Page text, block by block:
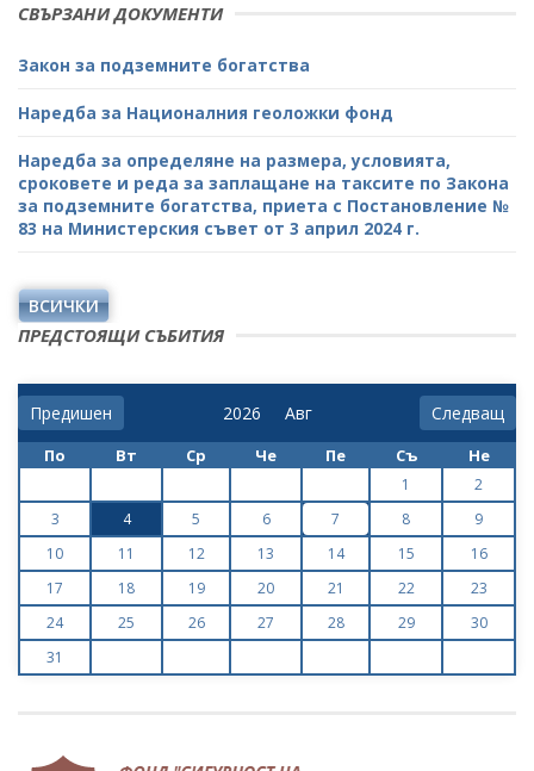
СВЪРЗАНИ ДОКУМЕНТИ
Закон за подземните богатства
Наредба за Националния геоложки фонд
Наредба за определяне на размера, условията,
сроковете и реда за заплащане на таксите по Закона
за подземните богатства, приета с Постановление №
83 на Министерския съвет от 3 април 2024 г.
ВСИЧКИ
ПРЕДСТОЯЩИ СЪБИТИЯ
Предишен Следващ
По Вт Ср Че Пе Съ Не
1
2
3
4 5 6 7 8
9
10
11 12 13 14 15
16
17
18 19 20 21 22
23
24
25 26 27 28 29
30
31